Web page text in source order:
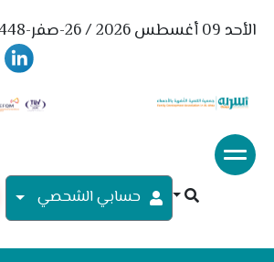
الأحد 09 أغسطس 2026 / 26-صفر-1448
حسابي الشحصي